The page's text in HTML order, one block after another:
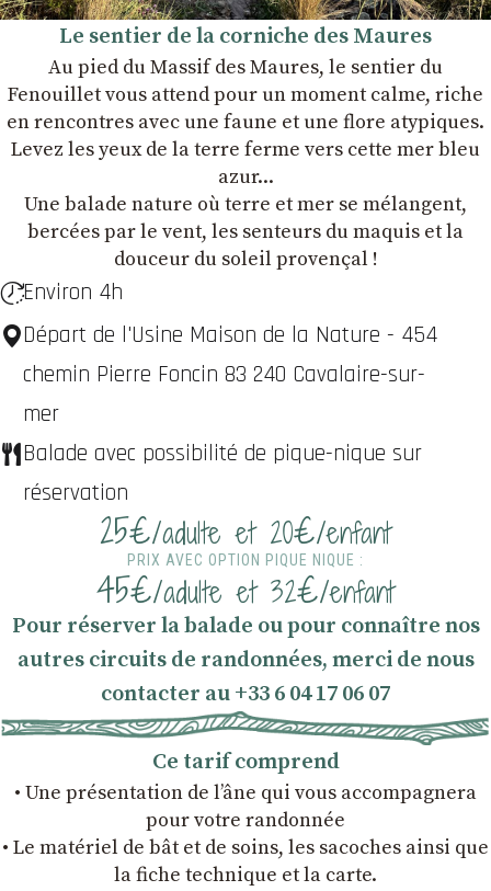
Le sentier de la corniche des Maures
Au pied du Massif des Maures, le sentier du
Fenouillet vous attend pour un moment calme, riche
en rencontres avec une faune et une flore atypiques.
Levez les yeux de la terre ferme vers cette mer bleu
azur...
Une balade nature où terre et mer se mélangent,
bercées par le vent, les senteurs du maquis et la
douceur du soleil provençal !
Environ 4h
Départ de l'Usine Maison de la Nature - 454
chemin Pierre Foncin 83 240 Cavalaire-sur-
mer
Balade avec possibilité de pique-nique sur
réservation
25€/adulte et 20€/enfant
PRIX AVEC OPTION PIQUE NIQUE :
45€/adulte et 32€/enfant
Pour réserver la balade ou pour connaître nos
autres circuits de randonnées, merci de nous
contacter au +33 6 04 17 06 07
Ce tarif comprend
• Une présentation de l’âne qui vous accompagnera
pour votre randonnée
• Le matériel de bât et de soins, les sacoches ainsi que
la fiche technique et la carte.